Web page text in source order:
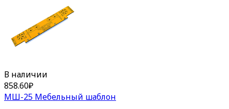
В наличии
858.60₽
МШ-25 Мебельный шаблон